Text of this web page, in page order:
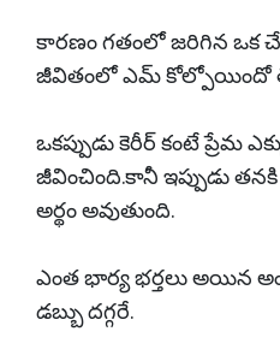
కారణం గతంలో జరిగిన ఒక
జీవితంలో ఎమ్ కోల్పోయిందో
ఒకప్పుడు కెరీర్ కంటే ప్రేమ
జీవించింది.కానీ ఇప్పుడు
అర్థం అవుతుంది.
ఎంత భార్య భర్తలు అయిన
డబ్బు దగ్గరే.